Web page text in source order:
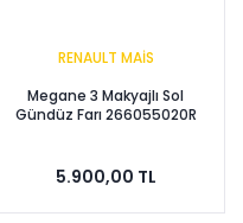
RENAULT MAİS
Megane 3 Makyajlı Sol
Gündüz Farı 266055020R
5.900,00 TL